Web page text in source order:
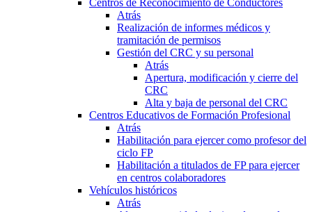
Centros de Reconocimiento de Conductores
Atrás
Realización de informes médicos y
tramitación de permisos
Gestión del CRC y su personal
Atrás
Apertura, modificación y cierre del
CRC
Alta y baja de personal del CRC
Centros Educativos de Formación Profesional
Atrás
Habilitación para ejercer como profesor del
ciclo FP
Habilitación a titulados de FP para ejercer
en centros colaboradores
Vehículos históricos
Atrás